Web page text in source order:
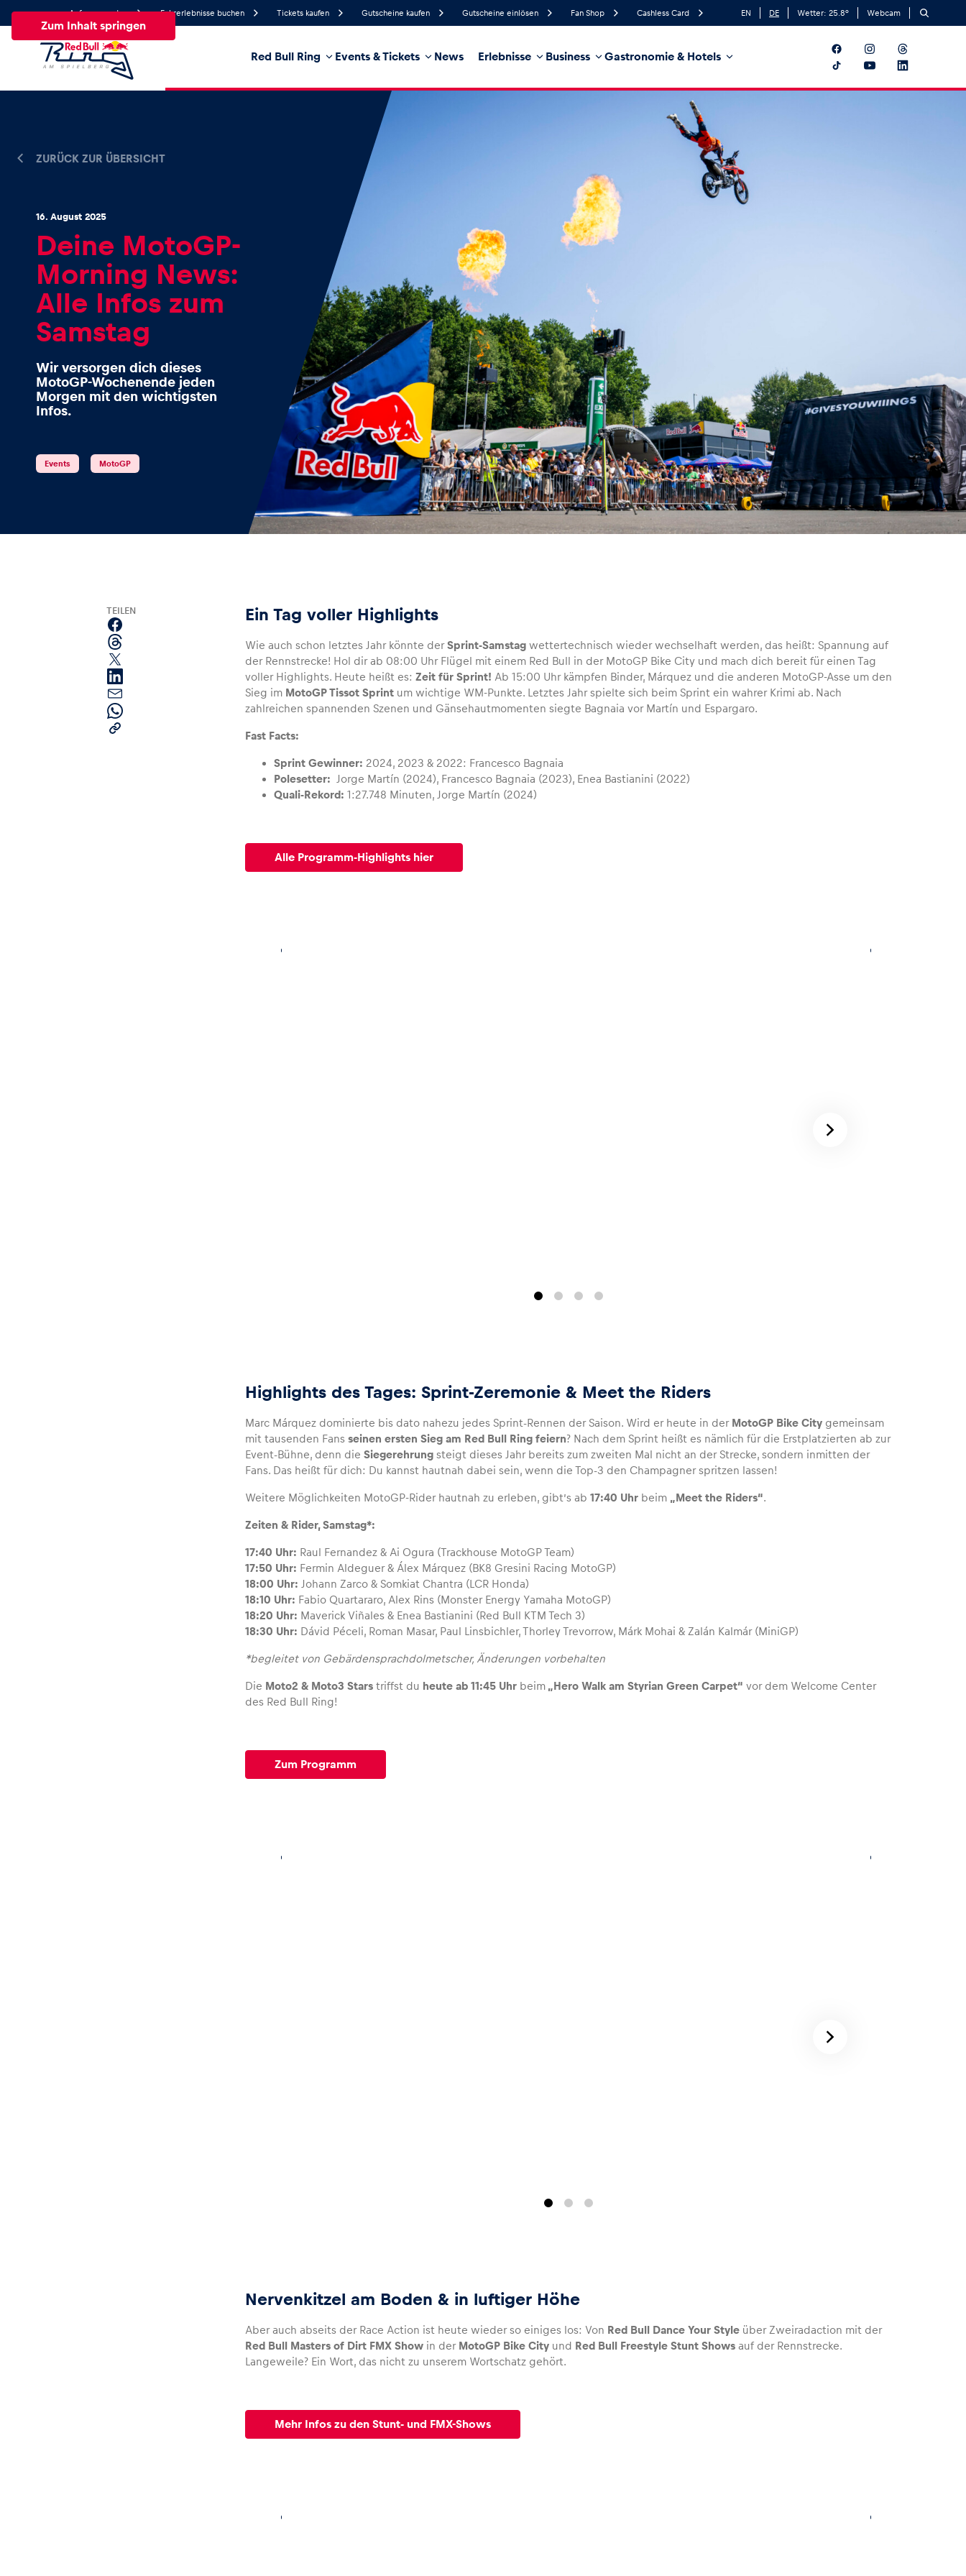
Zum Inhalt springen
Anfrage senden Fahrerlebnisse buchen Tickets kaufen Gutscheine kaufen Gutscheine einlösen Fan Shop Cashless Card EN DE Wetter: 25.8° Webcam
Red Bull Ring Events & Tickets News Erlebnisse Business Gastronomie & Hotels
25.8°
Regenwahrscheinlichkeit
Business
News
Alle anzeigen
Events
ZURÜCK ZUR ÜBERSICHT
16. August 2025
Deine MotoGP-
Morning News:
Alle Infos zum
Samstag
Wir versorgen dich dieses
MotoGP-Wochenende jeden
Morgen mit den wichtigsten
Infos.
Events MotoGP
TEILEN Ein Tag voller Highlights
Wie auch schon letztes Jahr könnte derSprint-Samstag wettertechnisch wieder wechselhaft werden, das heißt: Spannung auf
der Rennstrecke! Hol dir ab 08:00 Uhr Flügel mit einem Red Bull in der MotoGP Bike City und mach dich bereit für einen Tag
voller Highlights. Heute heißt es:Zeit für Sprint! Ab 15:00 Uhr kämpfen Binder, Márquez und die anderen MotoGP-Asse um den
Sieg im MotoGP Tissot Sprint um wichtige WM-Punkte. Letztes Jahr spielte sich beim Sprint ein wahrer Krimi ab. Nach
zahlreichen spannenden Szenen und Gänsehautmomenten siegte Bagnaia vor Martín und Espargaro.
Fast Facts:
Sprint Gewinner: 2024, 2023 & 2022: Francesco Bagnaia
Polesetter:
Jorge Martín (2024), Francesco Bagnaia (2023), Enea Bastianini (2022)
Quali-Rekord: 1:27.748 Minuten, Jorge Martín (2024)
Alle Programm-Highlights hier
Highlights des Tages: Sprint-Zeremonie & Meet the Riders
Marc Márquez dominierte bis dato nahezu jedes Sprint-Rennen der Saison. Wird er heute in der MotoGP Bike City gemeinsam
mit tausenden Fansseinen ersten Sieg am Red Bull Ring feiern? Nach dem Sprint heißt es nämlich für die Erstplatzierten ab zur
Event-Bühne, denn dieSiegerehrung steigt dieses Jahr bereits zum zweiten Mal nicht an der Strecke, sondern inmitten der
Fans. Das heißt für dich: Du kannst hautnah dabei sein, wenn die Top-3 den Champagner spritzen lassen!
Weitere Möglichkeiten MotoGP-Rider hautnah zu erleben, gibt’s ab17:40 Uhr beim „Meet the Riders“.
Zeiten & Rider, Samstag*:
17:40 Uhr: Raul Fernandez & Ai Ogura (Trackhouse MotoGP Team)
17:50 Uhr: Fermin Aldeguer & Álex Márquez (BK8 Gresini Racing MotoGP)
18:00 Uhr: Johann Zarco & Somkiat Chantra (LCR Honda)
18:10 Uhr: Fabio Quartararo, Alex Rins (Monster Energy Yamaha MotoGP)
18:20 Uhr: Maverick Viñales & Enea Bastianini (Red Bull KTM Tech 3)
18:30 Uhr: Dávid Péceli, Roman Masar, Paul Linsbichler, Thorley Trevorrow, Márk Mohai & Zalán Kalmár (MiniGP)
*begleitet von Gebärdensprachdolmetscher, Änderungen vorbehalten
Die Moto2 & Moto3 Stars triffst du heute ab 11:45 Uhr beim „Hero Walk am Styrian Green Carpet“ vor dem Welcome Center
des Red Bull Ring!
Zum Programm
Nervenkitzel am Boden & in luftiger Höhe
Aber auch abseits der Race Action ist heute wieder so einiges los: Von Red Bull Dance Your Style über Zweiradaction mit der
Red Bull Masters of Dirt FMX Show in der MotoGP Bike City und Red Bull Freestyle Stunt Shows auf der Rennstrecke.
Langeweile? Ein Wort, das nicht zu unserem Wortschatz gehört.
Mehr Infos zu den Stunt- und FMX-Shows